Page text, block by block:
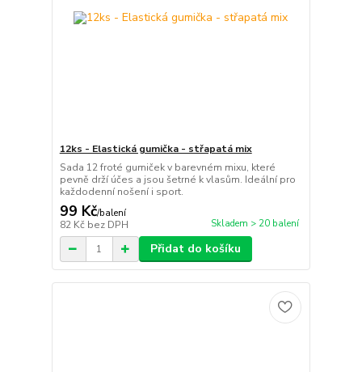
12ks - Elastická gumička - střapatá mix
Sada 12 froté gumiček v barevném mixu, které
pevně drží účes a jsou šetrné k vlasům. Ideální pro
každodenní nošení i sport.
99 Kč/balení
82 Kč bez DPH Skladem > 20 balení
Přidat do košíku